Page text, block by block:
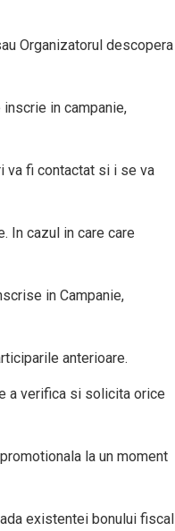
Organizatorul descopera
in campanie,
va fi contactat si i se va
In cazul in care care
in Campanie,
anterioare.
a verifica si solicita orice
la un moment
existentei bonului fiscal